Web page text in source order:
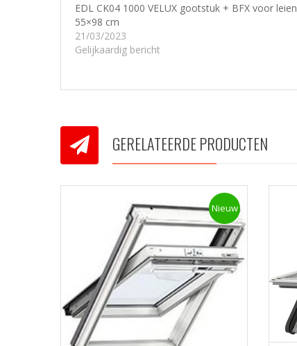
EDL CK04 1000 VELUX gootstuk + BFX voor leien
55×98 cm
21/03/2023
Gelijkaardig bericht
GERELATEERDE PRODUCTEN
Nieuw